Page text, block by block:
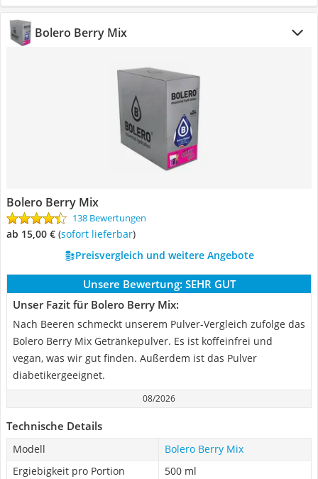
Bolero Berry Mix
Bolero Berry Mix
138 Bewertungen
ab 15,00 € ( Sofort lieferbar)
Preisvergleich und weitere Angebote
Unsere Bewertung: SEHR GUT
Unser Fazit für Bolero Berry Mix:
Nach Beeren schmeckt unserem Pulver-Vergleich zufolge das
Bolero Berry Mix Getränkepulver. Es ist koffeinfrei und
vegan, was wir gut finden. Außerdem ist das Pulver
diabetikergeeignet.
08/2026
Technische Details
Modell
Bolero Berry Mix
Ergiebigkeit pro Portion
500 ml